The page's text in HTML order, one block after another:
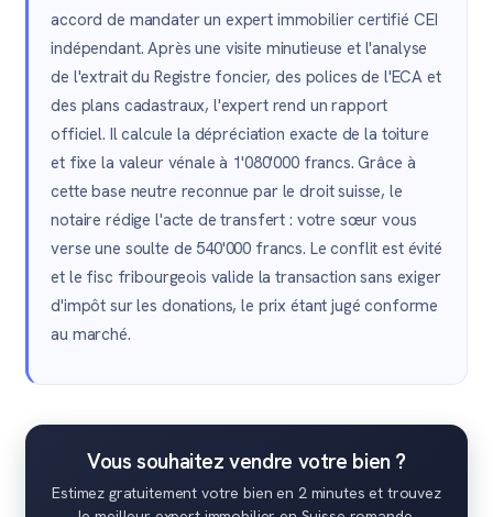
accord de mandater un expert immobilier certifié CEI
indépendant. Après une visite minutieuse et l'analyse
de l'extrait du Registre foncier, des polices de l'ECA et
des plans cadastraux, l'expert rend un rapport
officiel. Il calcule la dépréciation exacte de la toiture
et fixe la valeur vénale à 1'080'000 francs. Grâce à
cette base neutre reconnue par le droit suisse, le
notaire rédige l'acte de transfert : votre sœur vous
verse une soulte de 540'000 francs. Le conflit est évité
et le fisc fribourgeois valide la transaction sans exiger
d'impôt sur les donations, le prix étant jugé conforme
au marché.
Vous souhaitez vendre votre bien ?
Estimez gratuitement votre bien en 2 minutes et trouvez